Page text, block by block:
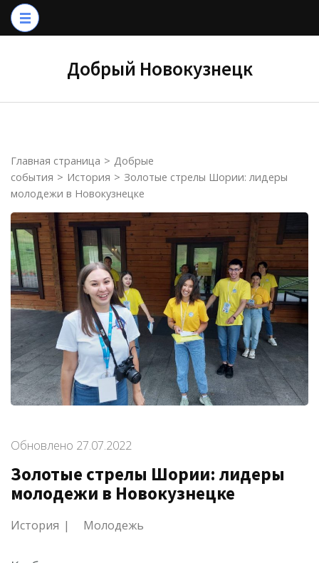
Перейти
Добрый Новокузнецк
Главная страница > Добрые
события > История > Золотые стрелы Шории: лидеры
молодежи в Новокузнецке
Обновлено 27.07.2022
Золотые стрелы Шории: лидеры
молодежи в Новокузнецке
История Молодежь